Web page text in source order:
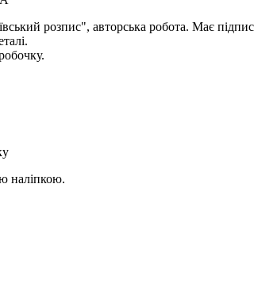
розпис", авторська робота. Має
наліпкою.